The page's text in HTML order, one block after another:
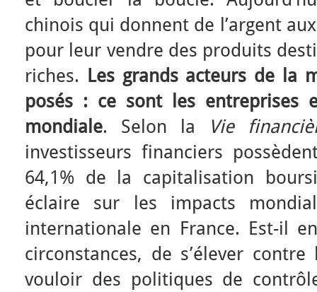
chinois qui donnent de l’argent
pour leur vendre des produits
riches.
Les grands acteurs de la
posés : ce sont les entreprises
mondiale. Selon la
Vie
investisseurs financiers
64,1% de la capitalisation
éclaire sur les impacts
internationale en France. Est-il
circonstances, de s’élever
vouloir des politiques de